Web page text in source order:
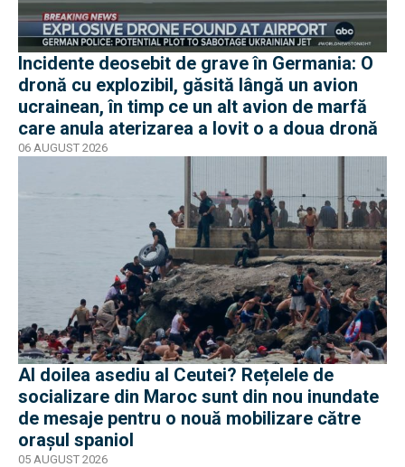
Incidente deosebit de grave în Germania: O
dronă cu explozibil, găsită lângă un avion
ucrainean, în timp ce un alt avion de marfă
care anula aterizarea a lovit o a doua dronă
06 AUGUST 2026
Al doilea asediu al Ceutei? Rețelele de
socializare din Maroc sunt din nou inundate
de mesaje pentru o nouă mobilizare către
orașul spaniol
05 AUGUST 2026